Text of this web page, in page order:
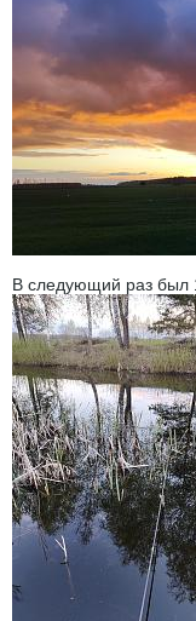
В следующий раз был